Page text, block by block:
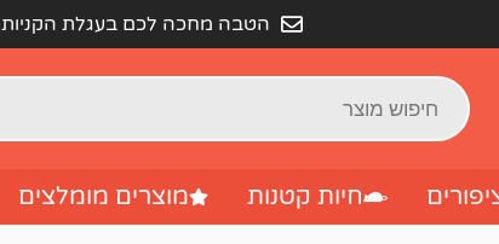
הטבה מחכה לכם בעגלת הקניות
חיות קטנות מוצרים מומלצים